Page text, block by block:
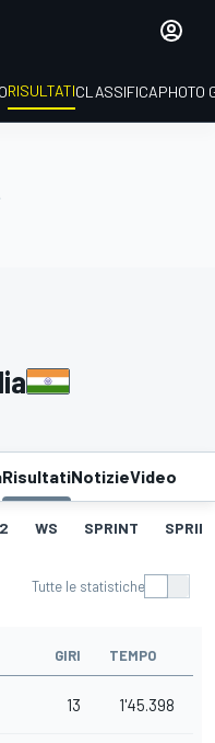
RISULTATICLASSIFICAPHOTO
RisultatiNotizieVideo
WS SPRINT
Tutte le statistiche
GIRI TEMPO
13 1'45.398